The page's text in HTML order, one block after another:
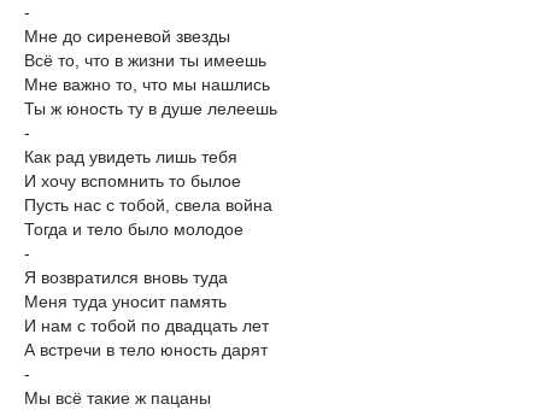
-
Мне до сиреневой звезды
Всё то, что в жизни ты имеешь
Мне важно то, что мы нашлись
Ты ж юность ту в душе лелеешь
-
Как рад увидеть лишь тебя
И хочу вспомнить то былое
Пусть нас с тобой, свела война
Тогда и тело было молодое
-
Я возвратился вновь туда
Меня туда уносит память
И нам с тобой по двадцать лет
А встречи в тело юность дарят
-
Мы всё такие ж пацаны